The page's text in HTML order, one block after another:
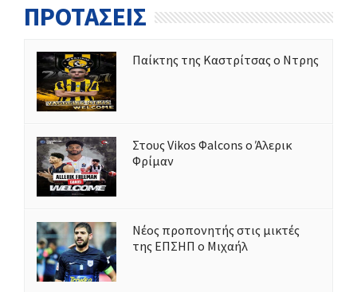
ΠΡΟΤΑΣΕΙΣ
Παίκτης της Καστρίτσας ο Ντρης
Στους Vikos Φalcons ο Άλερικ
Φρίμαν
Νέος προπονητής στις μικτές
της ΕΠΣΗΠ ο Μιχαήλ